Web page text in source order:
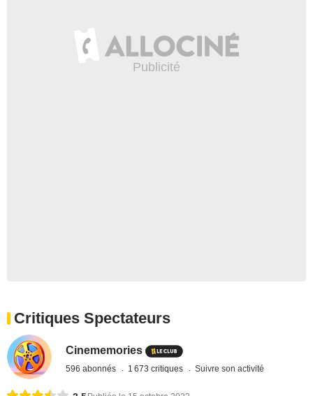
Critiques Spectateurs
Cinememories
596 abonnés 1 673 critiques Suivre son activité